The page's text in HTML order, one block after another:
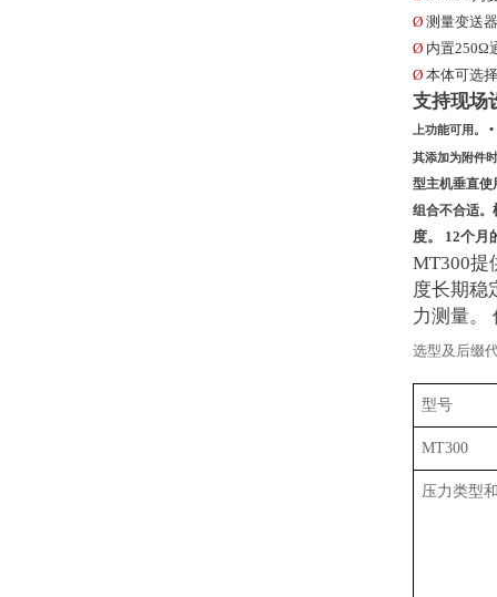
Ø 测量变送
Ø 内置250Ω
Ø 本体可选
支持现场
上功能可用。 •
其添加为附件
型主机垂直
组合不合适。
度。 12个月
MT300提
度长期稳
力测量。
选型及后缀
型号
MT300
压力类型